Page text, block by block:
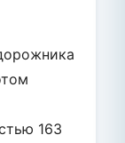
163